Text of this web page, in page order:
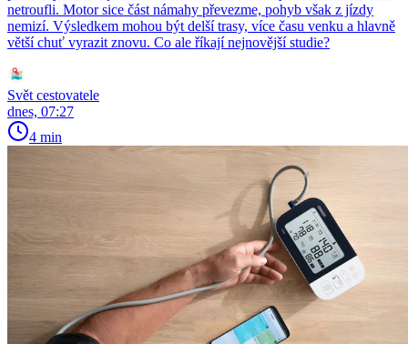
netroufli. Motor sice část námahy převezme, pohyb však z jízdy
nemizí. Výsledkem mohou být delší trasy, více času venku a hlavně
větší chuť vyrazit znovu. Co ale říkají nejnovější studie?
Svět cestovatele
dnes, 07:27
4 min